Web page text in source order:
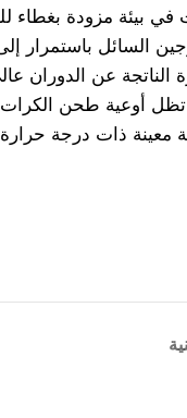
في بيئة مزودة بغطاء
السائل
الناتجة عن الدوران
أوعية طحن الكرات
معينة ذات درجة